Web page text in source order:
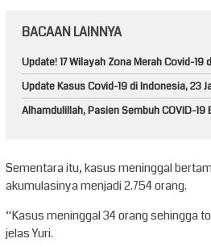
BACAAN LAINNYA
Update! 17 Wilayah Zona Merah Covid-19
Update Kasus Covid-19 di Indonesia, 23
Alhamdulillah, Pasien Sembuh COVID-19
Sementara itu, kasus meninggal
akumulasinya menjadi 2.754 orang.
“Kasus meninggal 34 orang sehingga
jelas Yuri.